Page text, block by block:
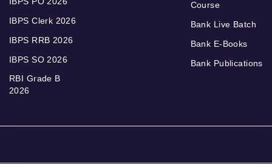
IBPS Clerk 2026
IBPS RRB 2026
IBPS SO 2026
RBI Grade B
2026
Course
Bank Live Batch
Bank E-Books
Bank Publications